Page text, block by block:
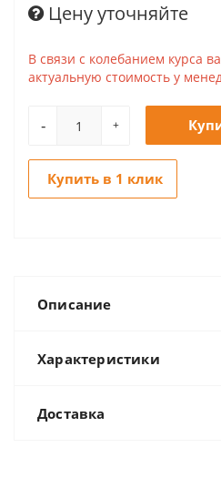
Цену уточняйте
В связи с колебанием курса
актуальную стоимость у
+
-
Купить в 1 клик
Описание
Характеристики
Доставка